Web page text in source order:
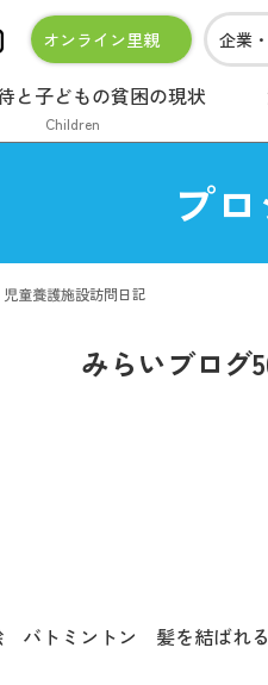
オンライン里親 企業
と子どもの貧困の現状
Children
プ
童養護施設訪問日記
みらいブログ
トミントン 髪を結ばれる